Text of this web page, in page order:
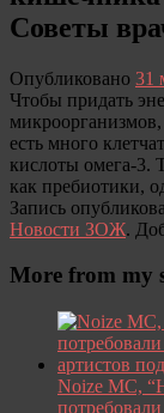
Советы
Опубликовано 31
Чтобы придать
есть много
кислоты омега-3.
как пребиотики,
Запись
Новости ЗОЖ.
More from my
Noize MC,